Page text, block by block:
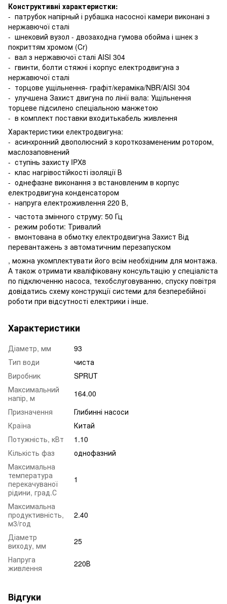
Конструктивні характеристки:
- патрубок напірный і рубашка насосної камери виконані з
нержавючої сталі
- шнековий вузол - двозаходна гумова обойма і шнек з
покриттям хромом (Cr)
- вал з нержавючої сталі AISI 304
- гвинти, болти стяжні і корпус електродвигуна з
нержавючої сталі
- торцове ущільнення- графіт/кераміка/NBR/AISI 304
- улучшена Захист двигуна по лінії вала: Ущільнення
торцеве підсилено спеціальною манжетою
- в комплект поставки входитькабель живлення
Характеристики електродвигуна:
- асинхронний двополюсний з короткозамененим ротором,
маслозаповнений
- ступінь захисту IPX8
- клас нагрівостійкості ізоляції В
- однефазне виконання з встановленим в корпус
електродвигуна конденсатором
- напруга електроживлення 220 В,
- частота змінного струму: 50 Гц
- режим роботи: Тривалий
- вмонтована в обмотку електродвигуна Захист Від
перевантажень з автоматичним перезапуском
, можна укомплектувати його всім необхідним для монтажа.
А також отримати кваліфіковану консультацію у спеціаліста
по підключенню насоса, техобслуговуванню, спуску повітря
довідатись схему конструкції системи для безперебійної
роботи при відсутності електрики і інше.
Характеристики
Діаметр, мм
93
Тип води
чиста
Виробник
SPRUT
Максимальний
напір, м
164.00
Призначення
Глибинні насоси
Країна
Китай
Потужність, кВт
1.10
Кількість фаз
однофазний
Максимальна
температура
перекачуваної
рідини, град.С
1
Максимальна
продуктивність,
м3/год
2.40
Діаметр
виходу, мм
25
Напруга
живлення
220В
Відгуки